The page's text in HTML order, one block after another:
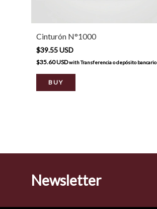
Cinturón N°1000
$39.55 USD
$35.60 USDwithTransferencia o depósito bancario
BUY
Newsletter